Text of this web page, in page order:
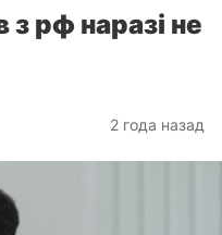
з рф наразі не
2 года назад